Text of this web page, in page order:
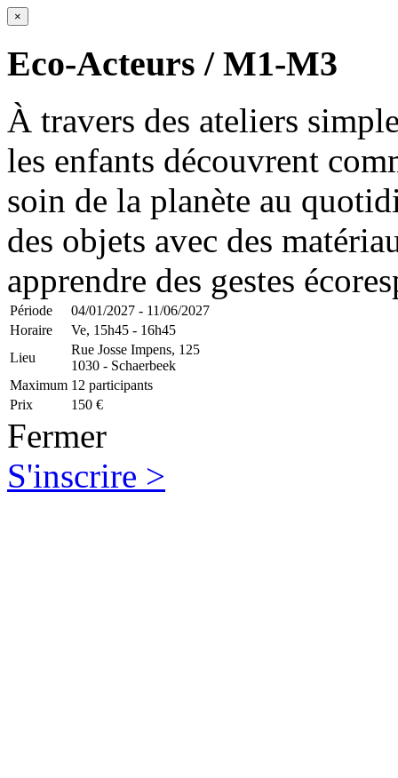
×
Eco-Acteurs / M1-M3
À travers des ateliers
les enfants découvrent
soin de la planète au
des objets avec des
apprendre des gestes
Période
04/01/2027 - 11/06/2027
Horaire
Ve, 15h45 - 16h45
Lieu
Rue Josse Impens, 125
1030 - Schaerbeek
Maximum 12 participants
Prix
150 €
Fermer
S'inscrire >